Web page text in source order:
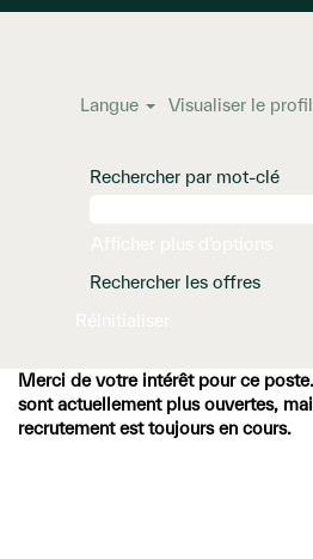
Langue Visualiser le profil
Rechercher par mot-clé
Merci de votre intérêt pour ce
sont actuellement plus ouvertes,
recrutement est toujours en cours.